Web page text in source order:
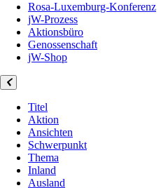
Rosa-Luxemburg-Konferenz
jW-Prozess
Aktionsbüro
Genossenschaft
jW-Shop
Titel
Aktion
Ansichten
Schwerpunkt
Thema
Inland
Ausland